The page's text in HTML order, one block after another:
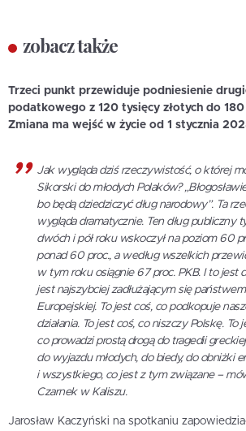
zobacz także
Trzeci punkt przewiduje podniesienie
podatkowego z 120 tysięcy złotych do 180
Zmiana ma wejść w życie od 1 stycznia
Jak wygląda dziś rzeczywistość, o której
Sikorski do młodych Polaków?
bo będą dziedziczyć dług narodowy”. Ta
wygląda dramatycznie. Ten dług publiczny
dwóch i pół roku wskoczył na poziom 60
ponad 60 proc., a według wszelkich
w tym roku osiągnie 67 proc. PKB. I to jest
jest najszybciej zadłużającym się
Europejskiej. To jest coś, co podkopuje
działania. To jest coś, co niszczy Polskę. To
co prowadzi prostą drogą do tragedii
do wyjazdu młodych, do biedy, do obniżki
i wszystkiego, co jest z tym związane –
Czarnek w Kaliszu.
Jarosław Kaczyński na spotkaniu